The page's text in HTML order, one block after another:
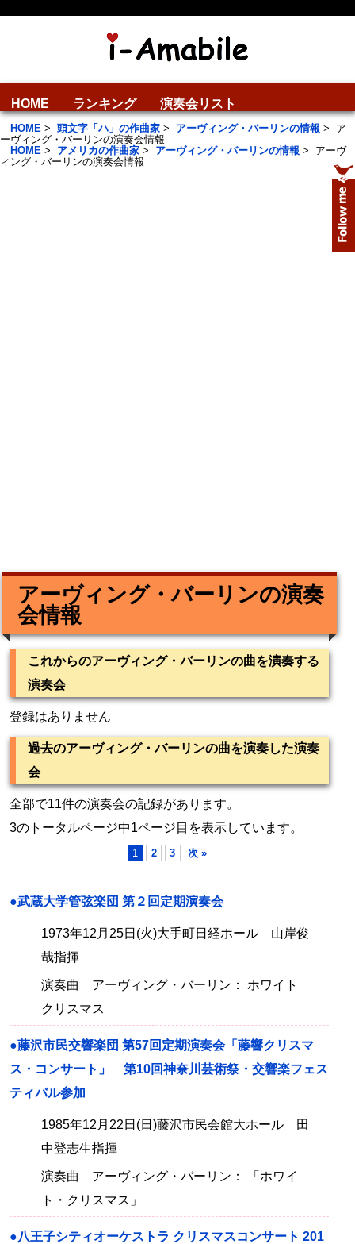
HOME ランキング 演奏会リスト
HOME > 頭文字「ハ」の作曲家 > アーヴィング・バーリンの情報 > ア
ーヴィング・バーリンの演奏会情報
HOME > アメリカの作曲家 > アーヴィング・バーリンの情報 > アーヴ
ィング・バーリンの演奏会情報
アーヴィング・バーリンの演奏
会情報
これからのアーヴィング・バーリンの曲を演奏する
演奏会
登録はありません
過去のアーヴィング・バーリンの曲を演奏した演奏
会
全部で11件の演奏会の記録があります。
3のトータルページ中1ページ目を表示しています。
1 2 3 次 »
●武蔵大学管弦楽団 第２回定期演奏会
1973年12月25日(火)大手町日経ホール 山岸俊
哉指揮
演奏曲 アーヴィング・バーリン： ホワイト
クリスマス
●藤沢市民交響楽団 第57回定期演奏会「藤響クリスマ
ス・コンサート」 第10回神奈川芸術祭・交響楽フェス
ティバル参加
1985年12月22日(日)藤沢市民会館大ホール 田
中登志生指揮
演奏曲 アーヴィング・バーリン： 「ホワイ
ト・クリスマス」
●八王子シティオーケストラ クリスマスコンサート 201